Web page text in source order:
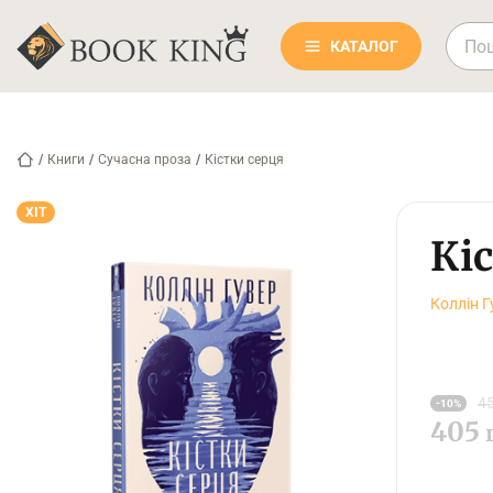
КАТАЛОГ
/ Книги / Сучасна проза / Кістки серця
ХІТ
Коллін
-10%
405